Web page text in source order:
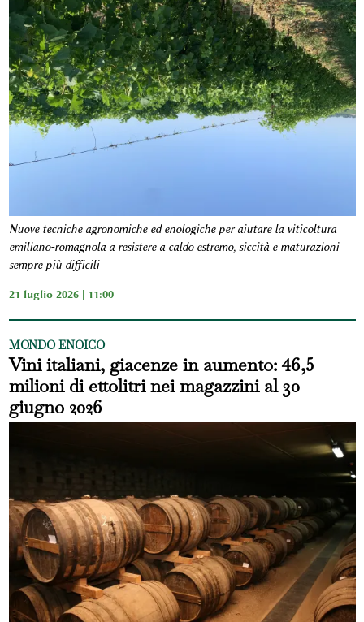
Nuove tecniche agronomiche ed enologiche per aiutare la viticoltura
emiliano-romagnola a resistere a caldo estremo, siccità e maturazioni
sempre più difficili
21 luglio 2026 | 11:00
MONDO ENOICO
Vini italiani, giacenze in aumento: 46,5
milioni di ettolitri nei magazzini al 30
giugno 2026